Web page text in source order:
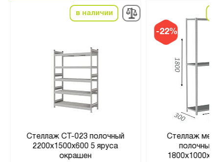
в наличии
Стеллаж СТ-023 полочный
2200x1500x600 5 яруса
окрашен
-22%
Стеллаж
полочный